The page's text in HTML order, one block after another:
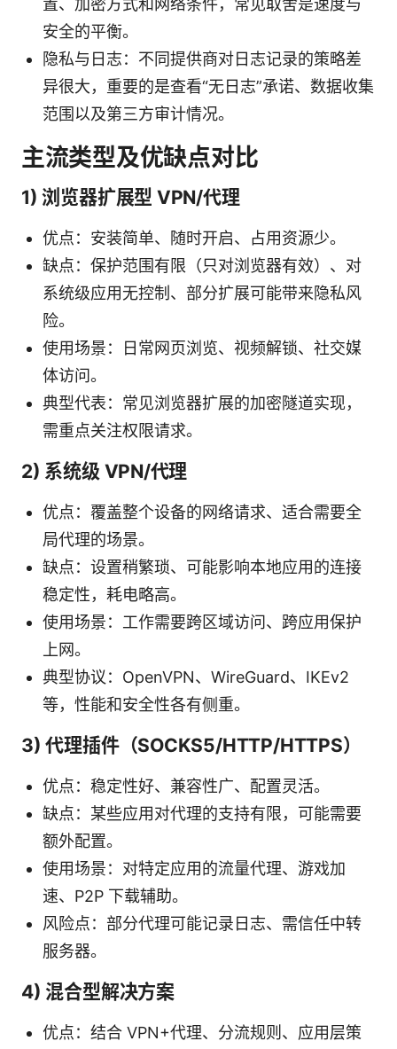
安全的平衡。
隐私与日志：不同提供商对日志记录的策略差
异很大，重要的是查看“无日志”承诺、数据收集
范围以及第三方审计情况。
主流类型及优缺点对比
1) 浏览器扩展型 VPN/代理
优点：安装简单、随时开启、占用资源少。
缺点：保护范围有限（只对浏览器有效）、对
系统级应用无控制、部分扩展可能带来隐私风
险。
使用场景：日常网页浏览、视频解锁、社交媒
体访问。
典型代表：常见浏览器扩展的加密隧道实现，
需重点关注权限请求。
2) 系统级 VPN/代理
优点：覆盖整个设备的网络请求、适合需要全
局代理的场景。
缺点：设置稍繁琐、可能影响本地应用的连接
稳定性，耗电略高。
使用场景：工作需要跨区域访问、跨应用保护
上网。
典型协议：OpenVPN、WireGuard、IKEv2
等，性能和安全性各有侧重。
3) 代理插件（SOCKS5/HTTP/HTTPS）
优点：稳定性好、兼容性广、配置灵活。
缺点：某些应用对代理的支持有限，可能需要
额外配置。
使用场景：对特定应用的流量代理、游戏加
速、P2P 下载辅助。
风险点：部分代理可能记录日志、需信任中转
服务器。
4) 混合型解决方案
优点：结合 VPN+代理、分流规则、应用层策